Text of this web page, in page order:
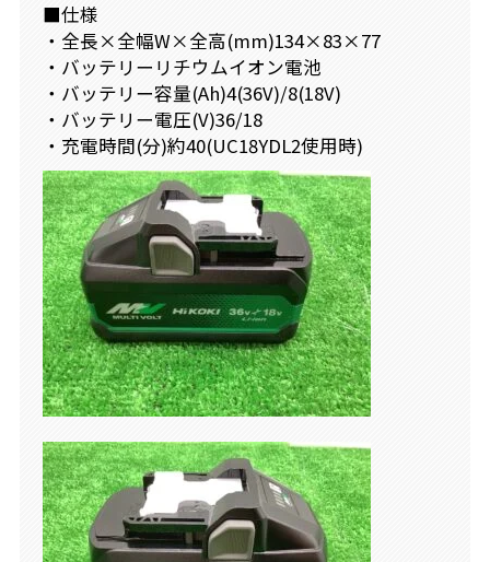
■仕様
・全長×全幅W×全高(mm)134×83×77
・バッテリーリチウムイオン電池
・バッテリー容量(Ah)4(36V)/8(18V)
・バッテリー電圧(V)36/18
・充電時間(分)約40(UC18YDL2使用時)